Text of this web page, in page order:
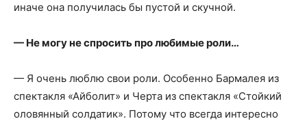
иначе она получилась бы пустой и скучной.
— Не могу не спросить про любимые роли…
— Я очень люблю свои роли. Особенно Бармалея из
спектакля «Айболит» и Черта из спектакля «Стойкий
оловянный солдатик». Потому что всегда интересно